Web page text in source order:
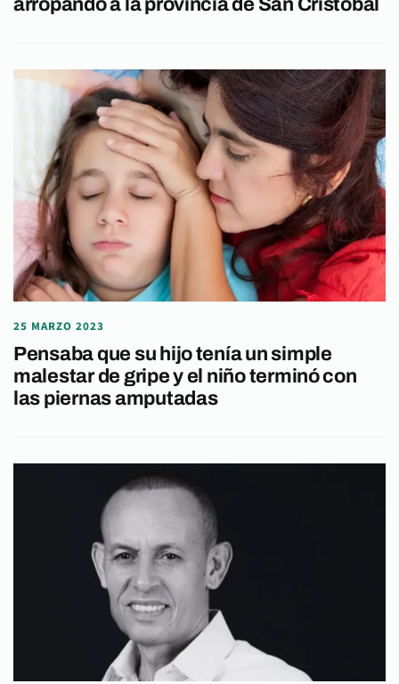
arropando a la provincia de San Cristóbal
25 MARZO 2023
Pensaba que su hijo tenía un simple
malestar de gripe y el niño terminó con
las piernas amputadas